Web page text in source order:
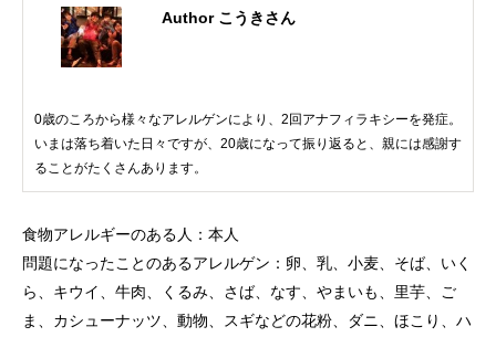
Author こうきさん
0歳のころから様々なアレルゲンにより、2回アナフィラキシーを発症。
いまは落ち着いた日々ですが、20歳になって振り返ると、親には感謝す
ることがたくさんあります。
食物アレルギーのある人：本人
問題になったことのあるアレルゲン：卵、乳、小麦、そば、いく
ら、キウイ、牛肉、くるみ、さば、なす、やまいも、里芋、ご
ま、カシューナッツ、動物、スギなどの花粉、ダニ、ほこり、ハ